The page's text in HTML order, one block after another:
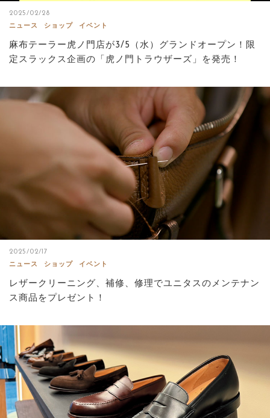
2025/02/28
ニュース
ショップ イベント
麻布テーラー虎ノ門店が3/5（水）グランドオープン！限
定スラックス企画の「虎ノ門トラウザーズ」を発売！
2025/02/17
ニュース
ショップ イベント
レザークリーニング、補修、修理でユニタスのメンテナン
ス商品をプレゼント！